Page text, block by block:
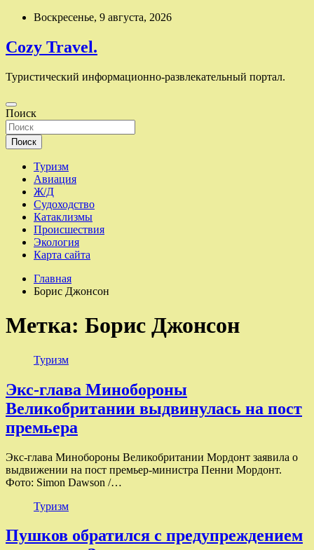
Перейти
содержимому
Воскресенье, 9 августа, 2026
Cozy Travel.
Туристический информационно-развлекательный портал.
Поиск
Поиск
Туризм
Авиация
Ж/Д
Судоходство
Катаклизмы
Происшествия
Экология
Карта сайта
Главная
Борис Джонсон
Метка: Борис Джонсон
Туризм
Экс-глава Минобороны
Великобритании выдвинулась на пост
премьера
Экс-глава Минобороны Великобритании Мордонт заявила о
выдвижении на пост премьер-министра Пенни Мордонт.
Фото: Simon Dawson /…
Туризм
Пушков обратился с предупреждением